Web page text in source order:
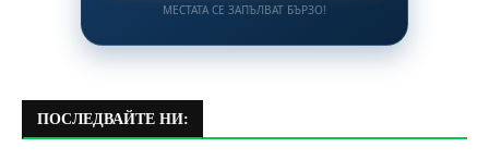
МЕСТАТА СЕ ЗАПЪЛВАТ БЪРЗО!
ПОСЛЕДВАЙТЕ НИ: